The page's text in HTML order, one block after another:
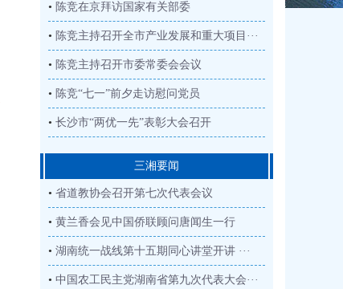
• 陈竞在京拜访国家有关部委
• 陈竞主持召开全市产业发展和重大项目···
• 陈竞主持召开市委常委会会议
• 陈竞“七一”前夕走访慰问党员
• 长沙市“两优一先”表彰大会召开
三湘要闻
• 省道教协会召开第七次代表会议
• 黄兰香会见中国侨联顾问唐闻生一行
• 湖南统一战线第十五期同心讲堂开讲 ···
• 中国农工民主党湖南省第九次代表大会···